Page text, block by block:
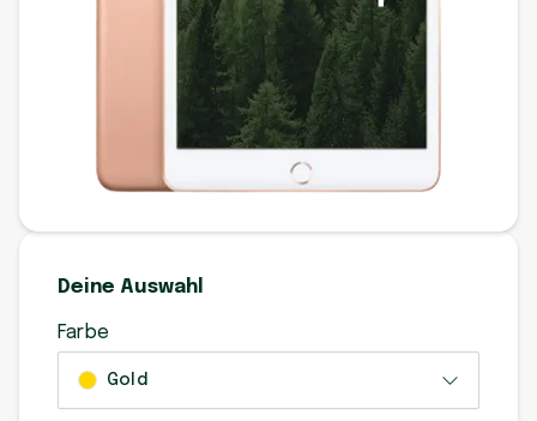
Deine Auswahl
Farbe
Gold